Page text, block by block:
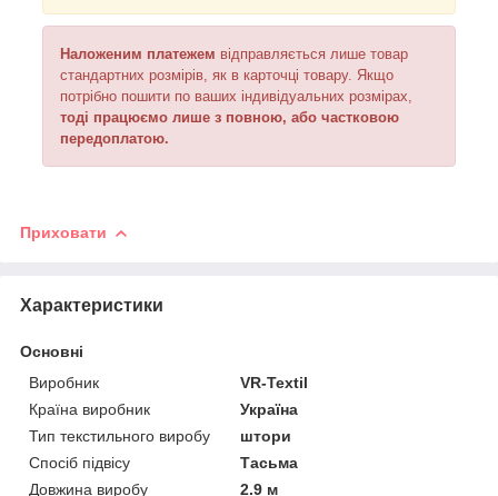
Наложеним платежем відправляється лише товар
стандартних розмірів, як в карточці товару. Якщо
потрібно пошити по ваших індивідуальних розмірах,
тоді працюємо лише з повною, або частковою
передоплатою.
Приховати
Характеристики
Основні
Виробник
VR-Textil
Країна виробник
Україна
Тип текстильного виробу
штори
Спосіб підвісу
Тасьма
Довжина виробу
2.9 м